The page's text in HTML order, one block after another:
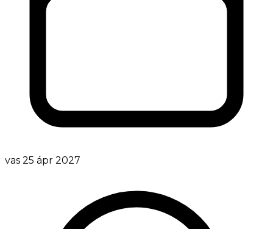
vas 25 ápr 2027